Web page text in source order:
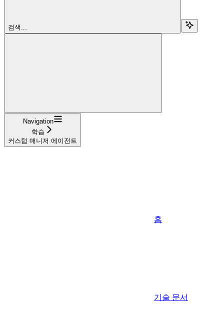
검색...
Navigation
학습
커스텀 매니저 에이전트
홈
기술 문서